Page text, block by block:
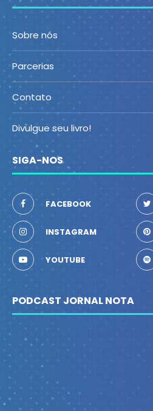
Sobre nós
Parcerias
Contato
Divulgue seu livro!
SIGA-NOS
FACEBOOK
INSTAGRAM
YOUTUBE
PODCAST JORNAL NOTA